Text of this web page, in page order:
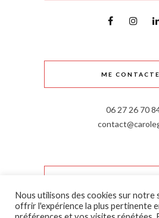
ME
06 27 26 70
Mentions
Nous utilisons des cookies sur notre
offrir l'expérience la plus pertinente